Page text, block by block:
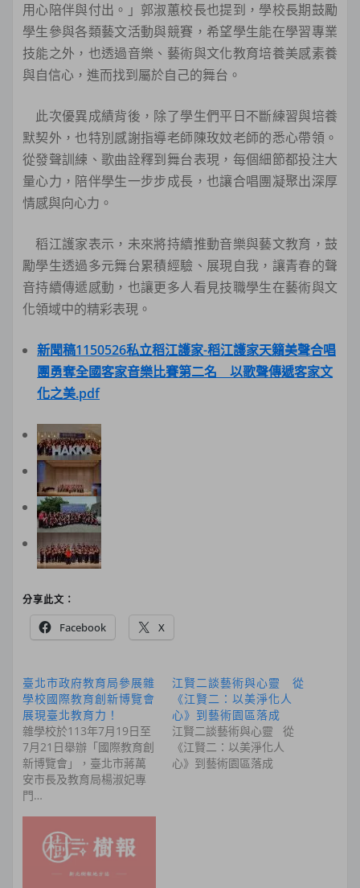
用心陪伴與付出。」郭淑蕙校長也提到，學校長期鼓勵
學生參與各類藝文活動與競賽，希望學生能在學習專業
技能之外，也透過音樂、藝術與文化教育培養美感素養
與自信心，進而找到屬於自己的舞台。
此次優異成績背後，除了學生們平日不斷練習與培養
默契外，也特別感謝指導老師陳玫妏老師的悉心帶領。
從發聲訓練、歌曲詮釋到舞台表現，每個細節都投注大
量心力，陪伴學生一步步成長，也讓合唱團凝聚出深厚
情感與向心力。
稻江護家表示，未來將持續推動音樂與藝文教育，鼓
勵學生透過多元舞台累積經驗、展現自我，讓青春的聲
音持續傳遞感動，也讓更多人看見技職學生在藝術與文
化領域中的精彩表現。
新聞稿1150526私立稻江護家-稻江護家天籟美聲合唱
團勇奪全國客家音樂比賽第二名 以歌聲傳遞客家文
化之美.pdf
分享此文：
Facebook X
臺北市政府教育局參展雜
學校國際教育創新博覽會
展現臺北教育力！
雜學校於113年7月19日至
7月21日舉辦「國際教育創
新博覽會」，臺北市蔣萬
安市長及教育局楊淑妃專
門…
江賢二談藝術與心靈 從
《江賢二：以美淨化人
心》到藝術園區落成
江賢二談藝術與心靈 從
《江賢二：以美淨化人
心》到藝術園區落成